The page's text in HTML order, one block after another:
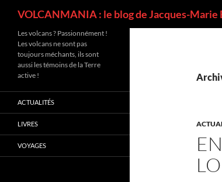
VOLCANMANIA : le blog de Jacques-Marie
Les volcans ? Passionnément !
Les volcans ne sont pas
toujours méchants, ils sont
aussi les témoins de la Terre
active !
ACTUALITÉS
LIVRES
VOYAGES